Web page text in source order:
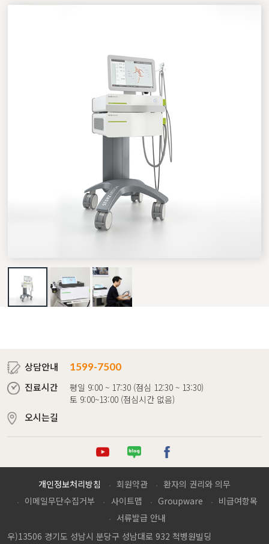
상담안내
1599-7500
진료시간
평일 9:00 ~ 17:30 (점심 12:30 ~ 13:30)
토 9:00~13:00 (점심시간 없음)
오시는길
튜브 로그 이스북
개인정보처리방침 회원약관
환자의 권리와 의무
이메일무단수집거부
사이트맵 Groupware
비급여항목
서류발급 안내
우)13506 경기도 성남시 분당구 성남대로 932 척병원빌딩